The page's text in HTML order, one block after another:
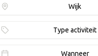
Wijk
Type activiteit
Wanneer